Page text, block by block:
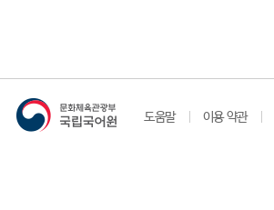
도움말 이용 약관